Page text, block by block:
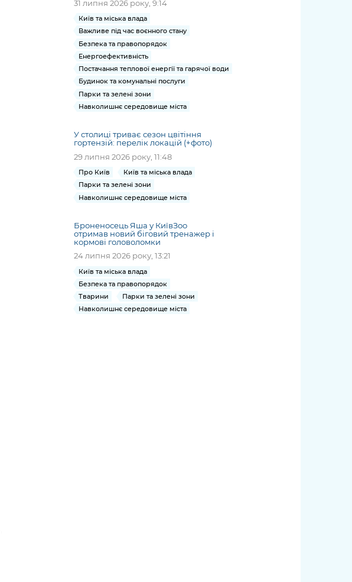
31 липня 2026 року, 9:14
Київ та міська влада
Важливе під час воєнного стану
Безпека та правопорядок
Енергоефективність
Постачання теплової енергії та гарячої води
Будинок та комунальні послуги
Парки та зелені зони
Навколишнє середовище міста
У столиці триває сезон цвітіння
гортензій: перелік локацій (+фото)
29 липня 2026 року, 11:48
Про Київ
Київ та міська влада
Парки та зелені зони
Навколишнє середовище міста
Броненосець Яша у КиївЗоо
отримав новий біговий тренажер і
кормові головоломки
24 липня 2026 року, 13:21
Київ та міська влада
Безпека та правопорядок
Тварини
Парки та зелені зони
Навколишнє середовище міста